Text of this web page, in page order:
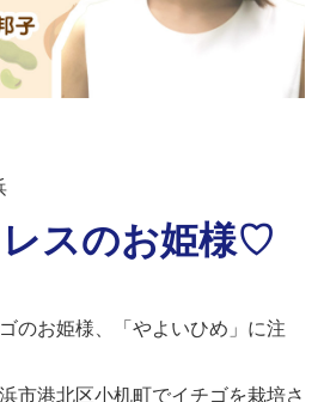
スのお姫様♡
のお姫様、「やよいひめ」に注
市港北区小机町でイチゴを栽培さ